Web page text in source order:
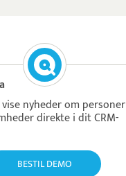
vise nyheder om personer
direkte i dit CRM-
BESTIL DEMO